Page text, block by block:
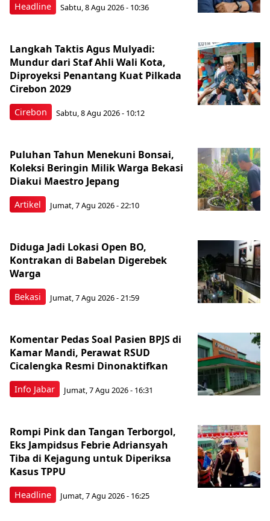
Headline Sabtu, 8 Agu 2026 - 10:36
Cirebon
Langkah Taktis Agus Mulyadi:
Mundur dari Staf Ahli Wali Kota,
Diproyeksi Penantang Kuat Pilkada
Cirebon 2029
Sabtu, 8 Agu 2026 - 10:12
Artikel
Puluhan Tahun Menekuni Bonsai,
Koleksi Beringin Milik Warga Bekasi
Diakui Maestro Jepang
Jumat, 7 Agu 2026 - 22:10
Bekasi
Diduga Jadi Lokasi Open BO,
Kontrakan di Babelan Digerebek
Warga
Jumat, 7 Agu 2026 - 21:59
Info Jabar
Komentar Pedas Soal Pasien BPJS di
Kamar Mandi, Perawat RSUD
Cicalengka Resmi Dinonaktifkan
Jumat, 7 Agu 2026 - 16:31
Headline
Rompi Pink dan Tangan Terborgol,
Eks Jampidsus Febrie Adriansyah
Tiba di Kejagung untuk Diperiksa
Kasus TPPU
Jumat, 7 Agu 2026 - 16:25